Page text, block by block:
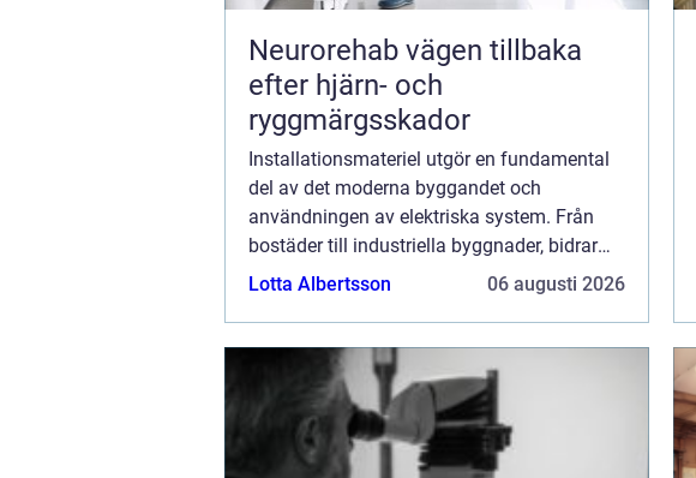
Neurorehab vägen tillbaka
efter hjärn- och
ryggmärgsskador
Installationsmateriel utgör en fundamental
del av det moderna byggandet och
användningen av elektriska system. Från
bostäder till industriella byggnader, bidrar
dessa komponenter till att säkerställa att
Lotta Albertsson 06 augusti 2026